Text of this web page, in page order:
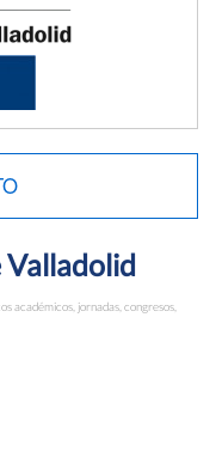
Valladolid
académicos, jornadas, congresos,